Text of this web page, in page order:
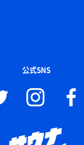
公式SNS